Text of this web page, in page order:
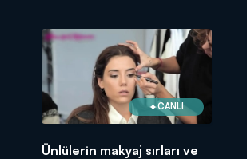
CANLI
Ünlülerin makyaj sırları ve